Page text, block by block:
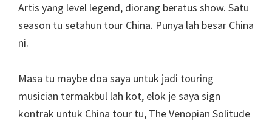
Artis yang level legend, diorang beratus show. Satu
season tu setahun tour China. Punya lah besar China
ni.
Masa tu maybe doa saya untuk jadi touring
musician termakbul lah kot, elok je saya sign
kontrak untuk China tour tu, The Venopian Solitude